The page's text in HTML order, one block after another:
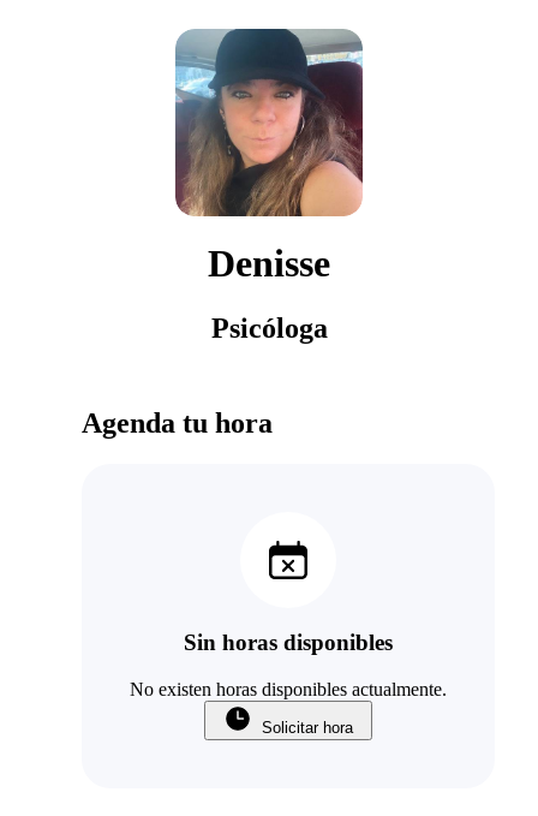
Denisse
Psicóloga
Agenda tu hora
Sin horas disponibles
No existen horas disponibles actualmente.
Solicitar hora